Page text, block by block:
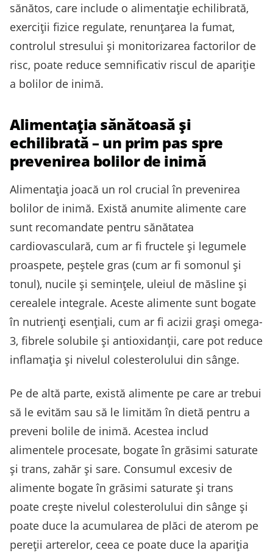
sănătos, care include o alimentație echilibrată,
exerciții fizice regulate, renunțarea la fumat,
controlul stresului și monitorizarea factorilor de
risc, poate reduce semnificativ riscul de apariție
a bolilor de inimă.
Alimentația sănătoasă și
echilibrată – un prim pas spre
prevenirea bolilor de inimă
Alimentația joacă un rol crucial în prevenirea
bolilor de inimă. Există anumite alimente care
sunt recomandate pentru sănătatea
cardiovasculară, cum ar fi fructele și legumele
proaspete, peștele gras (cum ar fi somonul și
tonul), nucile și semințele, uleiul de măsline și
cerealele integrale. Aceste alimente sunt bogate
în nutrienți esențiali, cum ar fi acizii grași omega-
3, fibrele solubile și antioxidanții, care pot reduce
inflamația și nivelul colesterolului din sânge.
Pe de altă parte, există alimente pe care ar trebui
să le evităm sau să le limităm în dietă pentru a
preveni bolile de inimă. Acestea includ
alimentele procesate, bogate în grăsimi saturate
și trans, zahăr și sare. Consumul excesiv de
alimente bogate în grăsimi saturate și trans
poate crește nivelul colesterolului din sânge și
poate duce la acumularea de plăci de aterom pe
pereții arterelor, ceea ce poate duce la apariția